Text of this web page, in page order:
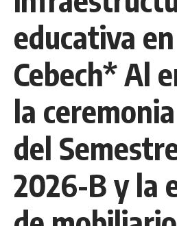
educativa
Cebech* Al
la
del
2026-B y la